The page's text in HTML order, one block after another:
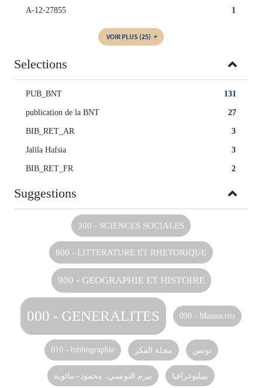
1
A-12-27855
VOIR PLUS (25)
Selections
131
PUB_BNT
27
publication de la BNT
3
BIB_RET_AR
3
Jalila Hafsia
2
BIB_RET_FR
Suggestions
300 - SCIENCES SOCIALES
800 - LITTERATURE ET RHETORIQUE
900 - GEOGRAPHIE ET HISTOIRE
000 - GENERALITES 090 - Manuscrits
010 - bibliographie مجلة الفكر‏‏ تونس‏
بيرم التونسي، محمود--مائوية بيبليوغرافيا